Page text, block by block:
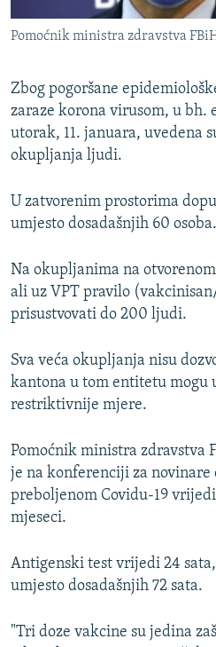
VIŠE OD NASLOVA
POPLAVE I KLIZIŠTA U BIH 2024.
TV LIBERTY
POST SCRIPTUM
TRI DECENIJE OD RATA U BIH
SVE KARTE DEJTONA
NASTANAK I RASPAD JUGOSLAVIJE
PRATITE NAS
Sve RFE/RL stranice
Pomoćnik ministra zdravstva
Zbog pogoršane
zaraze korona virusom, u bh.
utorak, 11. januara, uvedena
okupljanja ljudi.
U zatvorenim prostorima
umjesto dosadašnjih 60 osoba.
Na okupljanima na
ali uz VPT pravilo
prisustvovati do 200 ljudi.
Sva veća okupljanja nisu
kantona u tom entitetu mogu
restriktivnije mjere.
Pomoćnik ministra zdravstva
je na konferenciji za novinare
preboljenom Covidu-19
mjeseci.
Antigenski test vrijedi 24
umjesto dosadašnjih 72 sata.
"Tri doze vakcine su jedina